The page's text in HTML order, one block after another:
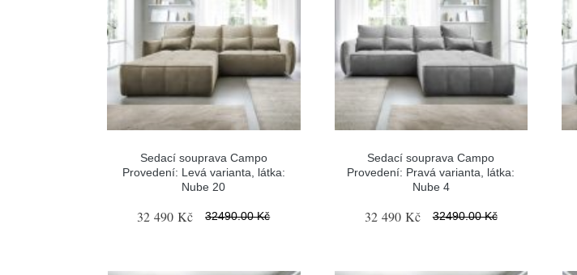
Sedací souprava Campo
Provedení: Levá varianta, látka:
Nube 20
32 490 Kč 32490.00 Kč
Sedací souprava Campo
Provedení: Pravá varianta, látka:
Nube 4
32 490 Kč 32490.00 Kč